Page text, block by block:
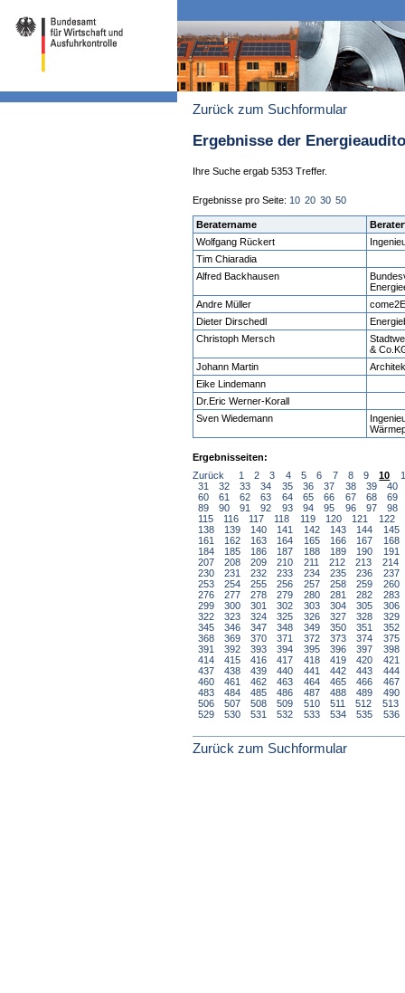
Zurück zum Suchformular
Ergebnisse der
Ihre Suche ergab 5353 Treffer.
Ergebnisse pro Seite: 10 20 30 50
Beratername
Wolfgang Rückert
Tim Chiaradia
Alfred Backhausen
Andre Müller
Dieter Dirschedl
Christoph Mersch
&
Johann Martin
Eike Lindemann
Dr.Eric Werner-Korall
Sven Wiedemann
Ergebnisseiten:
Zurück
1 2 3 4 5 6 7 8 9 10
31
32 33 34 35 36 37 38 39
40
60
61 62 63 64 65 66 67 68
69
89
90 91 92 93 94 95 96 97
98
115
116 117 118 119 120 121 122
138
139 140 141 142 143 144
145
161
162 163 164 165 166 167
168
184
185 186 187 188 189 190
191
207
208 209 210 211 212 213
214
230
231 232 233 234 235 236
237
253
254 255 256 257 258 259
260
276
277 278 279 280 281 282
283
299
300 301 302 303 304 305
306
322
323 324 325 326 327 328
329
345
346 347 348 349 350 351
352
368
369 370 371 372 373 374
375
391
392 393 394 395 396 397
398
414
415 416 417 418 419 420
421
437
438 439 440 441 442 443
444
460
461 462 463 464 465 466
467
483
484 485 486 487 488 489
490
506
507 508 509 510 511 512
513
529
530 531 532 533 534 535 536
Zurück zum Suchformular